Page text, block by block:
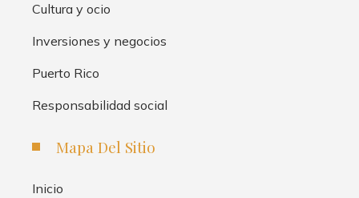
Cultura y ocio
Inversiones y negocios
Puerto Rico
Responsabilidad social
Mapa Del Sitio
Inicio